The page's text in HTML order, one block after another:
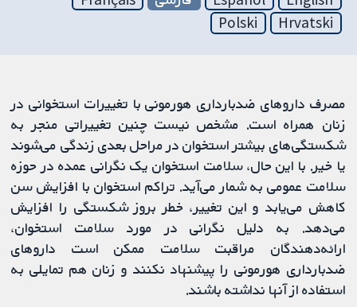
Hrvatski
Polski
مصرف داروهای ضدبارداری هورمونی با تغییرات استخوانی در
زنان همراه است. مشخص نیست چنین تغییراتی منجر به
شکستگی‌های بیشتر استخوان در مراحل بعدی زندگی می‌شوند
یا خیر. با این حال، سلامت استخوان یک نگرانی عمده در حوزه
سلامت عمومی به شمار می‌آید. تراکم استخوان با افزایش سن
کاهش می‌یابد و این تغییر، خطر بروز شکستگی را افزایش
می‌دهد. به دلیل نگرانی در مورد سلامت استخوان،
ارائه‌دهندگان مراقبت سلامت ممکن است داروهای
ضدبارداری هورمونی را پیشنهاد نکنند و زنان هم تمایلی به
استفاده از آنها نداشته باشند.